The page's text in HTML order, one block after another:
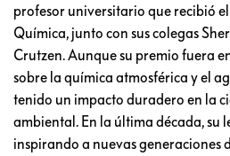
profesor universitario que recibió
Química, junto con sus colegas
Crutzen. Aunque su premio fuera
sobre la química atmosférica y el
tenido un impacto duradero en la
ambiental. En la última década, su
inspirando a nuevas generaciones